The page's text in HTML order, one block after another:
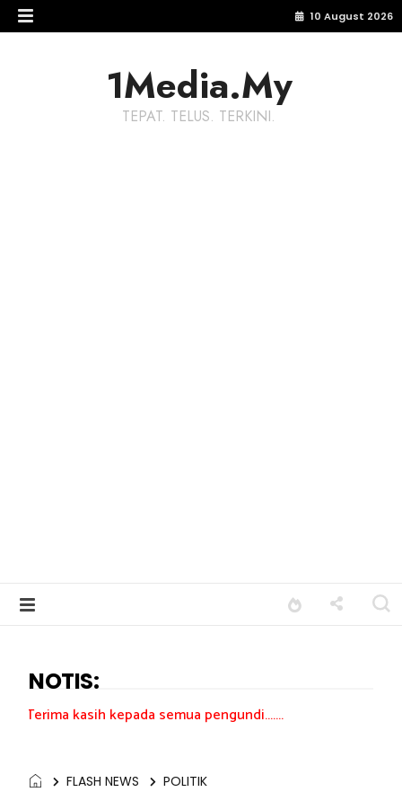
10 August 2026
1Media.My
TEPAT. TELUS. TERKINI.
NOTIS:
kepada semua pengundi.......
FLASH NEWS POLITIK